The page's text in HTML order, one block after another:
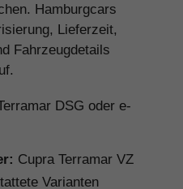
Hamburgcars
Lieferzeit,
Fahrzeugdetails
DSG oder e-
Cupra Terramar VZ
Varianten